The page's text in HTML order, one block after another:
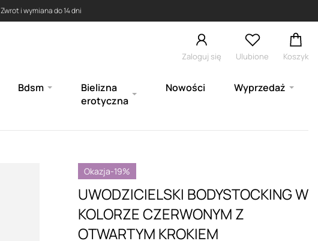
Zwrot i wymiana do 14 dni
Zaloguj się Ulubione Koszyk
Bdsm
Bielizna
erotyczna
Nowości Wyprzedaż
Okazja-19%
UWODZICIELSKI BODYSTOCKING W
KOLORZE CZERWONYM Z
OTWARTYM KROKIEM